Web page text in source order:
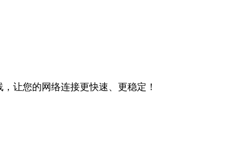
让您的网络连接更快速、更稳定！